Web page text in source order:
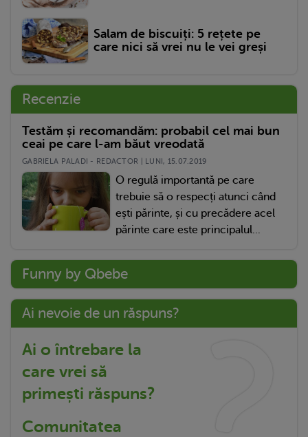
Salam de biscuiți: 5 rețete pe
care nici să vrei nu le vei greși
Recenzie
Testăm și recomandăm: probabil cel mai bun
ceai pe care l-am băut vreodată
GABRIELA PALADI - REDACTOR | LUNI, 15.07.2019
O regulă importantă pe care
trebuie să o respecți atunci când
ești părinte, și cu precădere acel
părinte care este principalul...
Funny by Qbebe
Ai nevoie de un răspuns?
Ai o întrebare la
care vrei să
primești răspuns?
Comunitatea